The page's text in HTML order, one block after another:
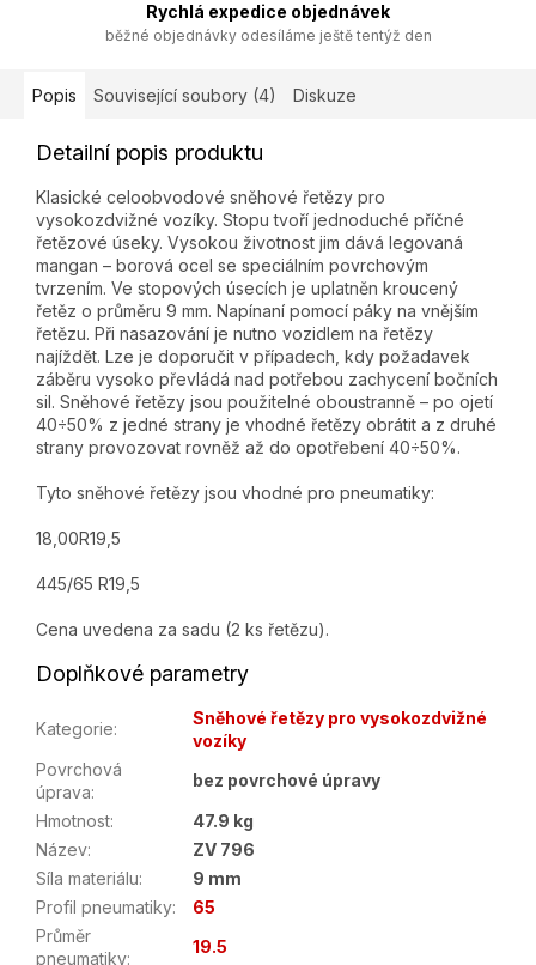
Rychlá expedice objednávek
běžné objednávky odesíláme ještě tentýž den
Popis Související soubory (4) Diskuze
Detailní popis produktu
Klasické celoobvodové sněhové řetězy pro
vysokozdvižné vozíky. Stopu tvoří jednoduché příčné
řetězové úseky. Vysokou životnost jim dává legovaná
mangan – borová ocel se speciálním povrchovým
tvrzením. Ve stopových úsecích je uplatněn kroucený
řetěz o průměru 9 mm. Napínaní pomocí páky na vnějším
řetězu. Při nasazování je nutno vozidlem na řetězy
najíždět. Lze je doporučit v případech, kdy požadavek
záběru vysoko převládá nad potřebou zachycení bočních
sil. Sněhové řetězy jsou použitelné oboustranně – po ojetí
40÷50% z jedné strany je vhodné řetězy obrátit a z druhé
strany provozovat rovněž až do opotřebení 40÷50%.
Tyto sněhové řetězy jsou vhodné pro pneumatiky:
18,00R19,5
445/65 R19,5
Cena uvedena za sadu (2 ks řetězu).
Doplňkové parametry
Kategorie:
Sněhové řetězy pro vysokozdvižné
vozíky
Povrchová
úprava:
bez povrchové úpravy
Hmotnost:
47.9 kg
Název:
ZV 796
Síla materiálu:
9 mm
Profil pneumatiky:
65
Průměr
pneumatiky:
19.5